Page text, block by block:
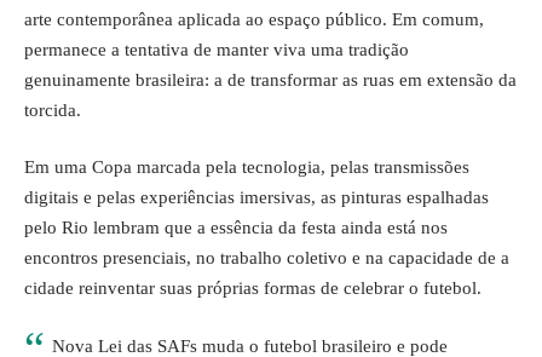
arte contemporânea aplicada ao espaço público. Em comum,
permanece a tentativa de manter viva uma tradição
genuinamente brasileira: a de transformar as ruas em extensão da
torcida.
Em uma Copa marcada pela tecnologia, pelas transmissões
digitais e pelas experiências imersivas, as pinturas espalhadas
pelo Rio lembram que a essência da festa ainda está nos
encontros presenciais, no trabalho coletivo e na capacidade de a
cidade reinventar suas próprias formas de celebrar o futebol.
Nova Lei das SAFs muda o futebol brasileiro e pode